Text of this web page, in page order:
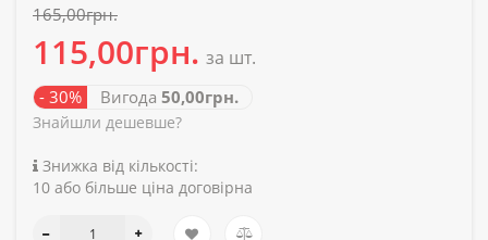
165,00грн.
115,00грн. за шт.
- 30% Вигода 50,00грн.
Знайшли дешевше?
Знижка від кількості:
10 або більше ціна договірна